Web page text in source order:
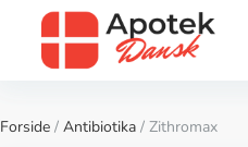
Forside / Antibiotika / Zithromax